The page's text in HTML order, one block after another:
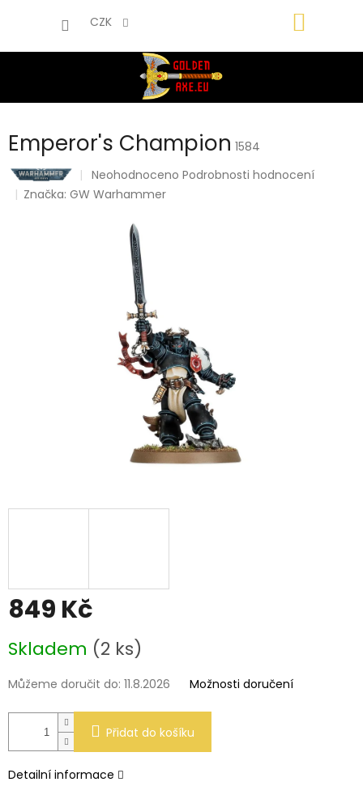
CZK
Emperor's Champion 1584
Průměrné
hodnocení
hvězdiček.
Neohodnoceno Podrobnosti hodnocení
Značka:GW Warhammer
849 Kč
cena:
Skladem (2 ks)
Můžeme doručit do: 11.8.2026 Možnosti doručení
Přidat do košíku
Detailní informace